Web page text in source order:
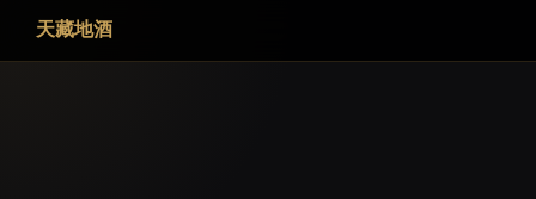
天藏地酒